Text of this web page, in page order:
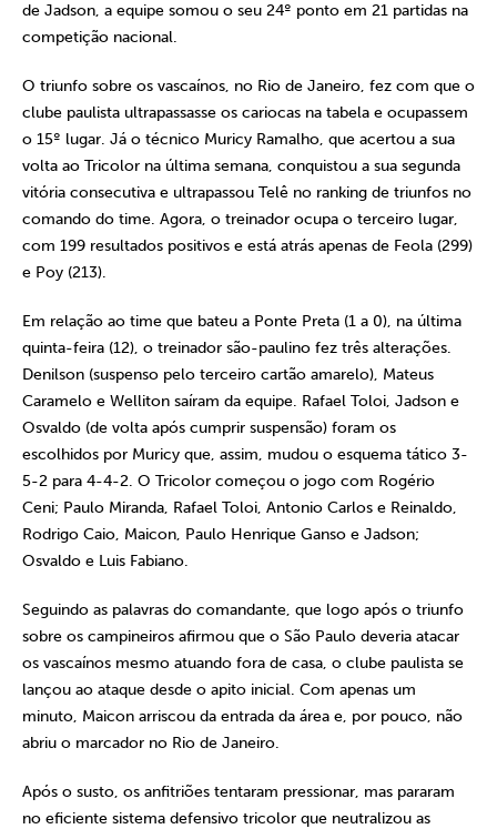
de Jadson, a equipe somou o seu 24º ponto em 21 partidas na
competição nacional.
O triunfo sobre os vascaínos, no Rio de Janeiro, fez com que o
clube paulista ultrapassasse os cariocas na tabela e ocupassem
o 15º lugar. Já o técnico Muricy Ramalho, que acertou a sua
volta ao Tricolor na última semana, conquistou a sua segunda
vitória consecutiva e ultrapassou Telê no ranking de triunfos no
comando do time. Agora, o treinador ocupa o terceiro lugar,
com 199 resultados positivos e está atrás apenas de Feola (299)
e Poy (213).
Em relação ao time que bateu a Ponte Preta (1 a 0), na última
quinta-feira (12), o treinador são-paulino fez três alterações.
Denilson (suspenso pelo terceiro cartão amarelo), Mateus
Caramelo e Welliton saíram da equipe. Rafael Toloi, Jadson e
Osvaldo (de volta após cumprir suspensão) foram os
escolhidos por Muricy que, assim, mudou o esquema tático 3-
5-2 para 4-4-2. O Tricolor começou o jogo com Rogério
Ceni; Paulo Miranda, Rafael Toloi, Antonio Carlos e Reinaldo,
Rodrigo Caio, Maicon, Paulo Henrique Ganso e Jadson;
Osvaldo e Luis Fabiano.
Seguindo as palavras do comandante, que logo após o triunfo
sobre os campineiros afirmou que o São Paulo deveria atacar
os vascaínos mesmo atuando fora de casa, o clube paulista se
lançou ao ataque desde o apito inicial. Com apenas um
minuto, Maicon arriscou da entrada da área e, por pouco, não
abriu o marcador no Rio de Janeiro.
Após o susto, os anfitriões tentaram pressionar, mas pararam
no eficiente sistema defensivo tricolor que neutralizou as